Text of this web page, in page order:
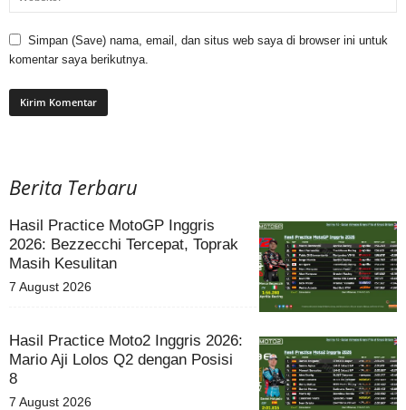
Simpan (Save) nama, email, dan situs web saya di browser ini untuk
komentar saya berikutnya.
Berita Terbaru
Hasil Practice MotoGP Inggris
2026: Bezzecchi Tercepat, Toprak
Masih Kesulitan
7 August 2026
Hasil Practice Moto2 Inggris 2026:
Mario Aji Lolos Q2 dengan Posisi
8
7 August 2026